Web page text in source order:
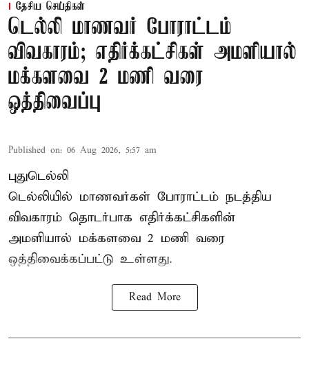
தேசிய செய்திகள்
டெல்லி மாணவர் போராட்டம்
விவகாரம்; எதிர்க்கட்சிகள் அமளியால்
மக்களவை 2 மணி வரை
ஒத்திவைப்பு
Published on: 06 Aug 2026, 5:57 am
புதுடெல்லி
டெல்லியில் மாணவர்கள் போராட்டம் நடத்திய
விவகாரம் தொடர்பாக எதிர்க்கட்சிகளின்
அமளியால் மக்களவை 2 மணி வரை
ஒத்திவைக்கப்பட்டு உள்ளது.
Read More